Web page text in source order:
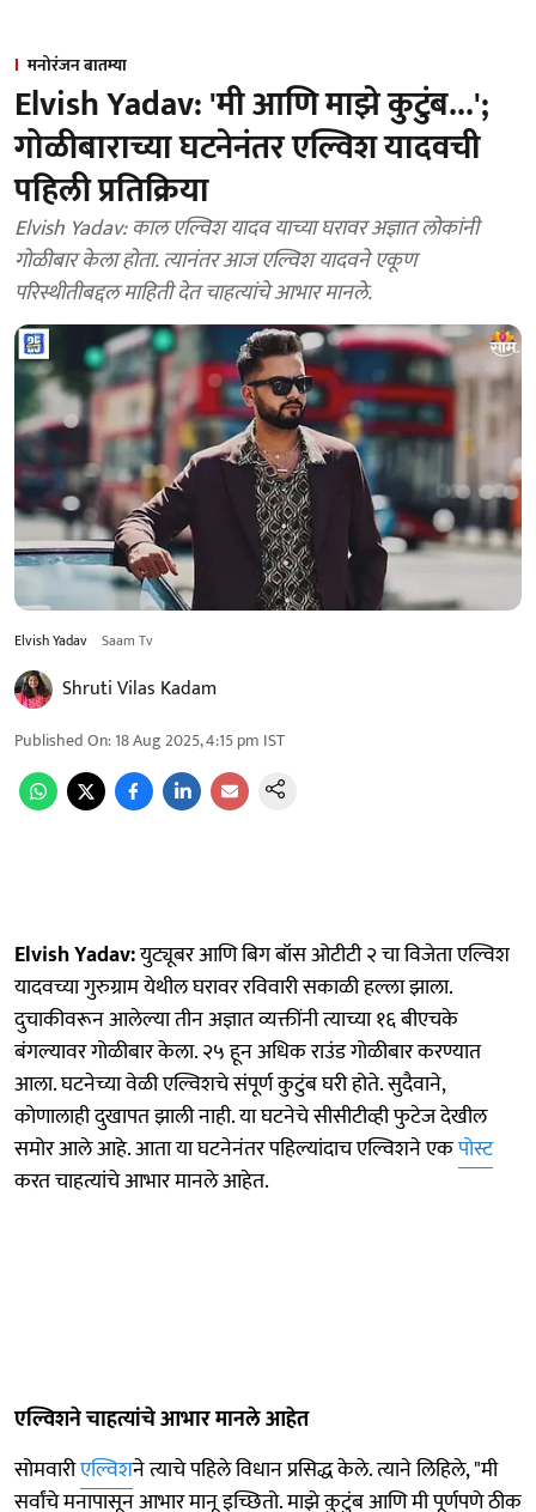
मनोरंजन बातम्या
Elvish Yadav: 'मी आणि माझे कुटुंब...';
गोळीबाराच्या घटनेनंतर एल्विश यादवची
पहिली प्रतिक्रिया
Elvish Yadav: काल एल्विश यादव याच्या घरावर अज्ञात लोकांनी
गोळीबार केला होता. त्यानंतर आज एल्विश यादवने एकूण
परिस्थीतीबद्दल माहिती देत चाहत्यांचे आभार मानले.
Elvish Yadav Saam Tv
Shruti Vilas Kadam
Published On:18 Aug 2025, 4:15 pm IST
Elvish Yadav:युट्यूबर आणि बिग बॉस ओटीटी २ चा विजेता एल्विश
यादवच्या गुरुग्राम येथील घरावर रविवारी सकाळी हल्ला झाला.
दुचाकीवरून आलेल्या तीन अज्ञात व्यक्तींनी त्याच्या १६ बीएचके
बंगल्यावर गोळीबार केला. २५ हून अधिक राउंड गोळीबार करण्यात
आला. घटनेच्या वेळी एल्विशचे संपूर्ण कुटुंब घरी होते. सुदैवाने,
कोणालाही दुखापत झाली नाही. या घटनेचे सीसीटीव्ही फुटेज देखील
समोर आले आहे. आता या घटनेनंतर पहिल्यांदाच एल्विशने एकपोस्ट
करत चाहत्यांचे आभार मानले आहेत.
एल्विशने चाहत्यांचे आभार मानले आहेत
सोमवारीएल्विशने त्याचे पहिले विधान प्रसिद्ध केले. त्याने लिहिले, "मी
सर्वांचे मनापासून आभार मानू इच्छितो. माझे कुटुंब आणि मी पूर्णपणे ठीक